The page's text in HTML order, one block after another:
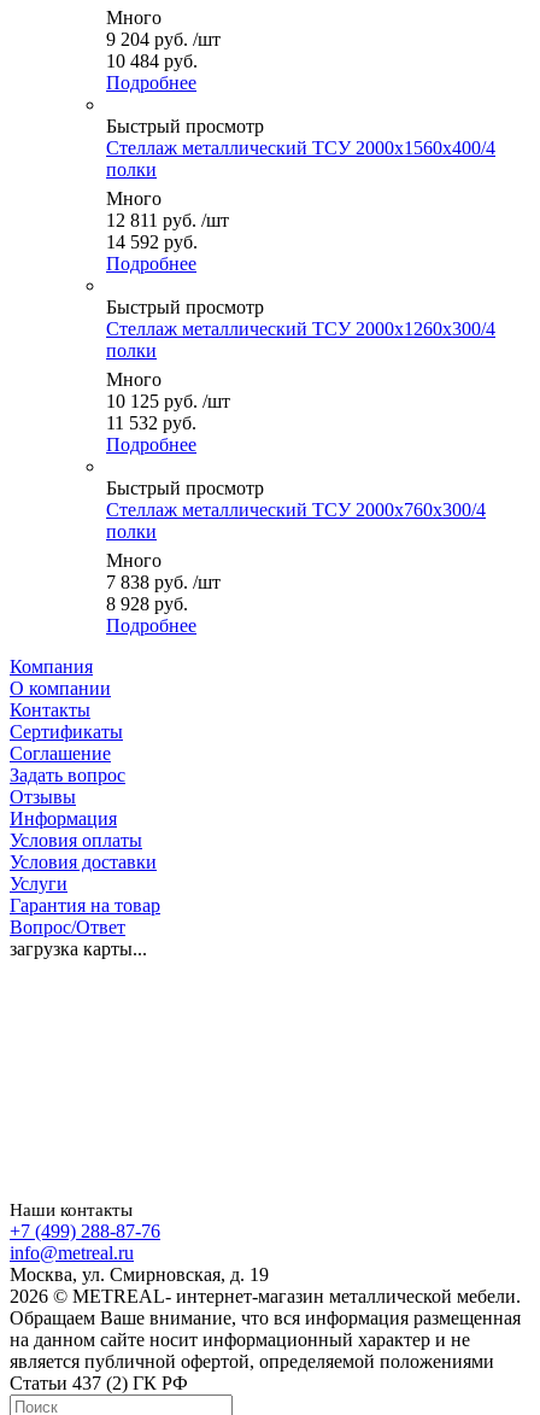
Много
9 204 руб. /шт
10 484 руб.
Подробнее
Быстрый просмотр
Стеллаж металлический ТСУ 2000x1560x400/4
полки
Много
12 811 руб. /шт
14 592 руб.
Подробнее
Быстрый просмотр
Стеллаж металлический ТСУ 2000x1260x300/4
полки
Много
10 125 руб. /шт
11 532 руб.
Подробнее
Быстрый просмотр
Стеллаж металлический ТСУ 2000x760x300/4
полки
Много
7 838 руб. /шт
8 928 руб.
Подробнее
Компания
О компании
Контакты
Сертификаты
Соглашение
Задать вопрос
Отзывы
Информация
Условия оплаты
Условия доставки
Услуги
Гарантия на товар
Вопрос/Ответ
загрузка карты...
Наши контакты
+7 (499) 288-87-76
info@metreal.ru
Москва, ул. Смирновская, д. 19
2026 © METREAL- интернет-магазин металлической мебели.
Обращаем Ваше внимание, что вся информация размещенная
на данном сайте носит информационный характер и не
является публичной офертой, определяемой положениями
Статьи 437 (2) ГК РФ